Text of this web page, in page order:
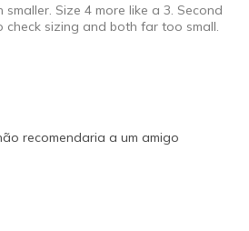
Size 4 more like a 3. Second
check sizing and both far too small.
full size too small
recomendaria a um amigo